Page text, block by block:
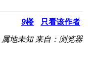
9楼 只看该作者
属地未知 来自：浏览器